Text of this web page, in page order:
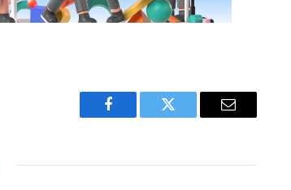
Facebook Twitter Email